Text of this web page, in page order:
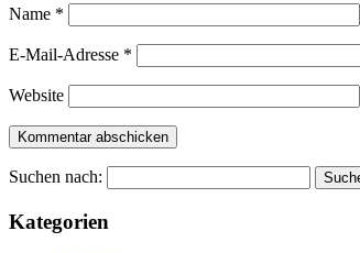
Name *
E-Mail-Adresse *
Website
Suchen nach:
Kategorien